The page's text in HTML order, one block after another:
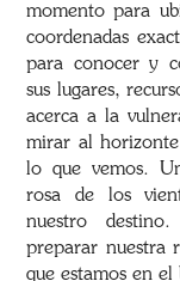
momento para
coordenadas
para conocer y
sus lugares,
acerca a la
mirar al
lo que vemos.
rosa de los
nuestro
preparar nuestra
que estamos en el